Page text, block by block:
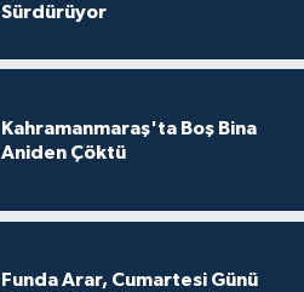
Sürdürüyor
Kahramanmaraş'ta Boş Bina
Aniden Çöktü
Funda Arar, Cumartesi Günü